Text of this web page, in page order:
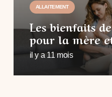
ALLAITEMENT
Les bienfaits
pour la mère
il y a 11 mois